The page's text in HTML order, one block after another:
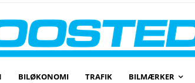
BILØKONOMI TRAFIK BILMÆRKER